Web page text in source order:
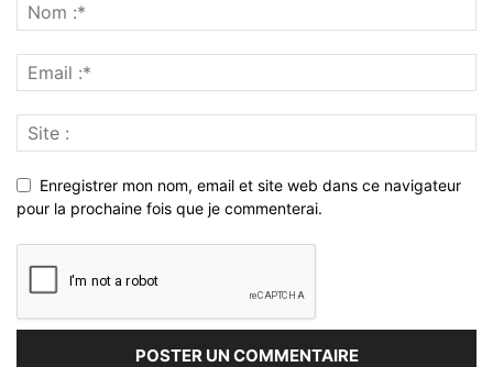
Enregistrer mon nom, email et site web dans ce navigateur
pour la prochaine fois que je commenterai.